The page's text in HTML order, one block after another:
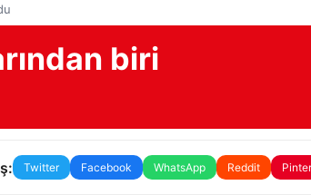
biri
Twitter Facebook WhatsApp Reddit